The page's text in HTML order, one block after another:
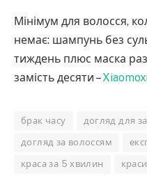
Мінімум для волосся,
немає: шампунь без
тиждень плюс маска
замість десяти –
брак часу догляд для
догляд за волоссям
краса за 5 хвилин